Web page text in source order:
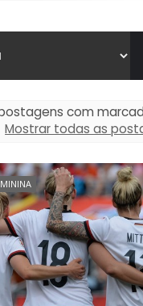
com
Mostrar todas as